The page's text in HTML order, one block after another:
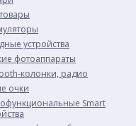
устройства
фотоаппараты
колонки, радио
очки
Smart